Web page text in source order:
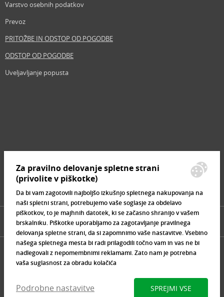
Varstvo osebnih podatkov
Prevoz
PRITOŽBE IN ODSTOP OD POGODBE
ODSTOP OD POGODBE
Uveljavljanje popusta
Znamke, ki se prodajajo
Za pravilno delovanje spletne strani
(privolite v piškotke)
Da bi vam zagotovili najboljšo izkušnjo spletnega nakupovanja na
naši spletni strani, potrebujemo vaše soglasje za obdelavo
piškotkov, to je majhnih datotek, ki se začasno shranijo v vašem
brskalniku. Piškotke uporabljamo za zagotavljanje pravilnega
delovanja spletne strani, da si zapomnimo vaše nastavitve. Vsebino
našega spletnega mesta bi radi prilagodili točno vam in vas ne bi
nadlegovali z nepomembnimi reklamami. Zato nam je potrebna
vaša suglasnost za obradu kolačića
Podrobne nastavitve SPREJMI VSE